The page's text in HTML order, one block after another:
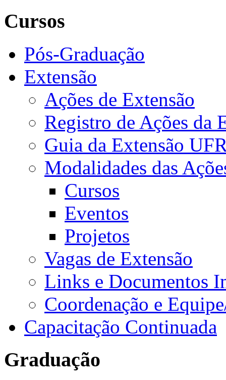
Cursos
Pós-Graduação
Extensão
Ações de Extensão
Registro de Ações da
Guia da Extensão
Modalidades das
Cursos
Eventos
Projetos
Vagas de Extensão
Links e Documentos
Coordenação e
Capacitação Continuada
Graduação